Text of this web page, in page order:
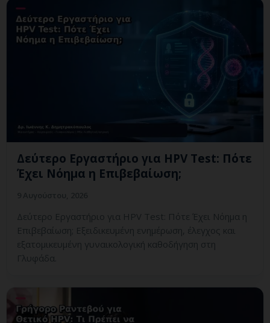
Δεύτερο Εργαστήριο για HPV Test: Πότε
Έχει Νόημα η Επιβεβαίωση;
Δεύτερο Εργαστήριο για HPV Test: Πότε Έχει Νόημα η
Επιβεβαίωση; Εξειδικευμένη ενημέρωση, έλεγχος και
εξατομικευμένη γυναικολογική καθοδήγηση στη
Γλυφάδα.